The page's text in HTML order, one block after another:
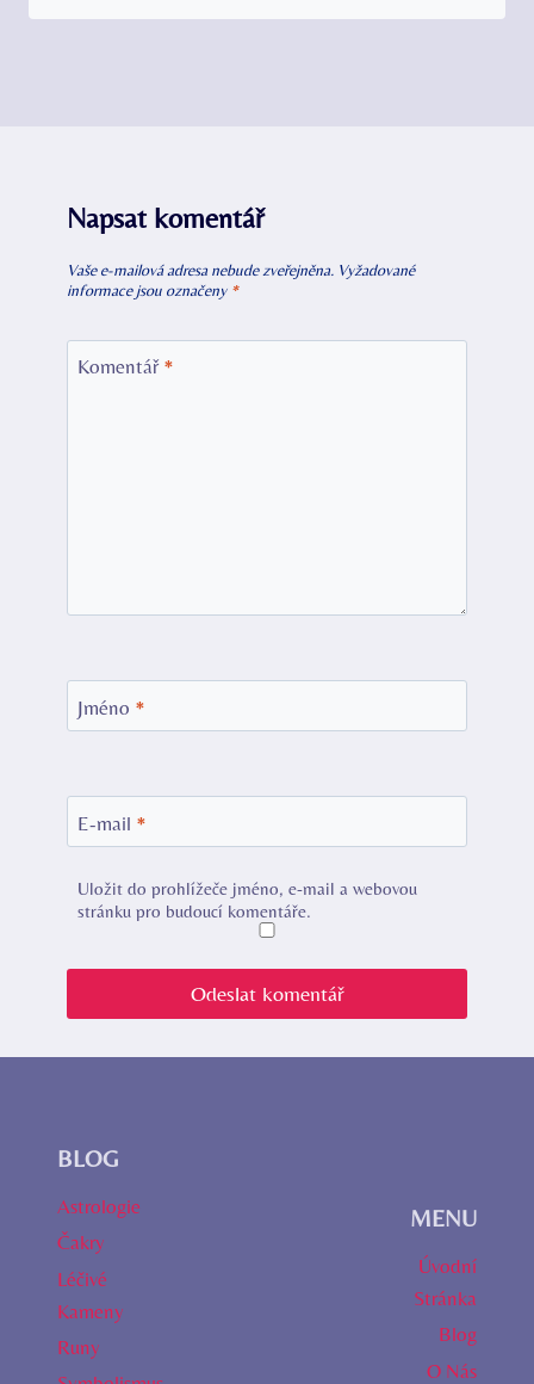
Napsat komentář
Vaše e-mailová adresa nebude zveřejněna. Vyžadované
informace jsou označeny *
Komentář *
Jméno *
E-mail *
Uložit do prohlížeče jméno, e-mail a webovou
stránku pro budoucí komentáře.
BLOG
Astrologie
Čakry
Léčivé
Kameny
Runy
MENU
Úvodní
Stránka
Blog
O Nás